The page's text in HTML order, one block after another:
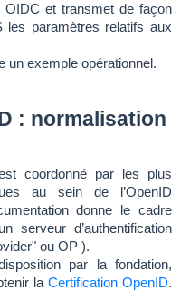
OIDC et transmet de façon
les paramètres relatifs aux
un exemple opérationnel.
: normalisation
coordonné par les plus
au sein de l’OpenID
donne le cadre
serveur d’authentification
ou OP ).
par la fondation,
la Certification OpenID.